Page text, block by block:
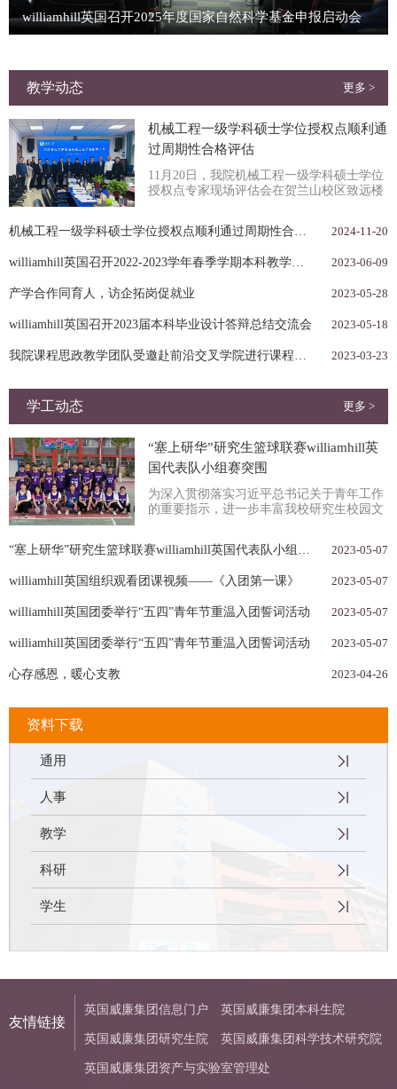
williamhill英国召开2025年度国家自然科学基金申报启动会
教学动态 更多 >
机械工程一级学科硕士学位授权点顺利通
过周期性合格评估
11月20日，我院机械工程一级学科硕士学位
授权点专家现场评估会在贺兰山校区致远楼
2024-11-20
2023-06-09
产学合作同育人，访企拓岗促就业 2023-05-28
williamhill英国召开2023届本科毕业设计答辩总结交流会 2023-05-18
2023-03-23
学工动态 更多 >
“塞上研华”研究生篮球联赛williamhill英
国代表队小组赛突围
为深入贯彻落实习近平总书记关于青年工作
的重要指示，进一步丰富我校研究生校园文
2023-05-07
williamhill英国组织观看团课视频——《入团第一课》 2023-05-07
williamhill英国团委举行“五四”青年节重温入团誓词活动 2023-05-07
williamhill英国团委举行“五四”青年节重温入团誓词活动 2023-05-07
心存感恩，暖心支教 2023-04-26
资料下载
通用
人事
教学
科研
学生
友情链接
英国威廉集团信息门户 英国威廉集团本科生院
英国威廉集团研究生院 英国威廉集团科学技术研究院
英国威廉集团资产与实验室管理处